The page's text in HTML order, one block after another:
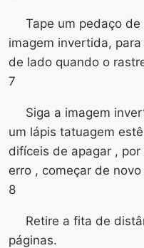
Tape um pedaço
imagem invertida,
de lado quando o
7
Siga a imagem
um lápis tatuagem
difíceis de apagar ,
erro , começar de
8
Retire a fita de
páginas.